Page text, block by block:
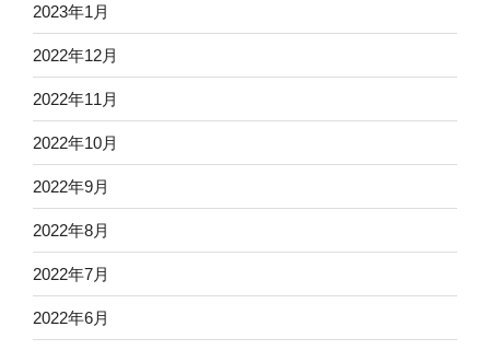
2023年1月
2022年12月
2022年11月
2022年10月
2022年9月
2022年8月
2022年7月
2022年6月